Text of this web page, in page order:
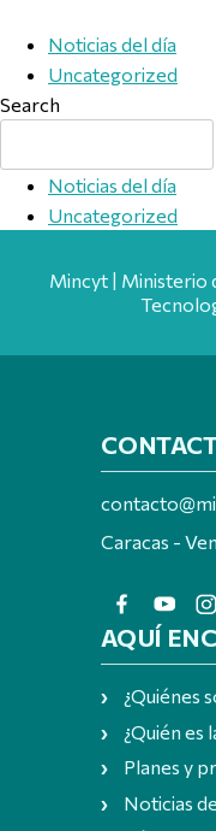
Noticias del día
Uncategorized
Search
Noticias del día
Uncategorized
Mincyt | Ministerio
Caracas -
AQUÍ
¿Quiénes
¿Quién es
Planes y
Noticias